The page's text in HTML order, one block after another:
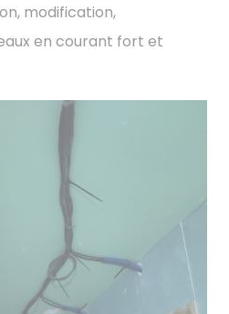
modification,
en courant fort et